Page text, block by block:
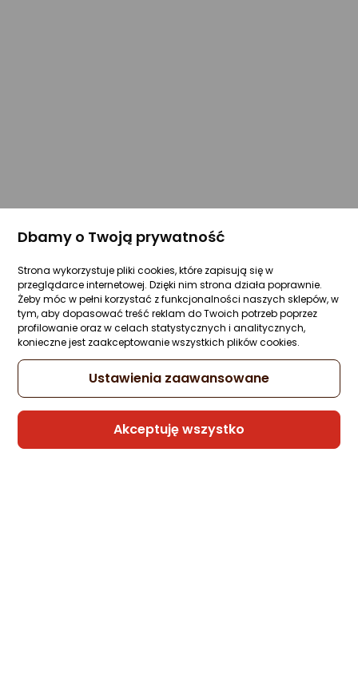
Dbamy o Twoją prywatność
Strona wykorzystuje pliki cookies, które zapisują się w
przeglądarce internetowej. Dzięki nim strona działa poprawnie.
Żeby móc w pełni korzystać z funkcjonalności naszych sklepów, w
tym, aby dopasować treść reklam do Twoich potrzeb poprzez
profilowanie oraz w celach statystycznych i analitycznych,
konieczne jest zaakceptowanie wszystkich plików cookies.
Ustawienia zaawansowane
Akceptuję wszystko